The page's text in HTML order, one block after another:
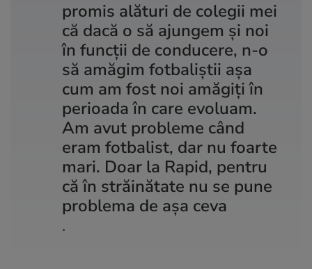
promis alături de colegii mei
că dacă o să ajungem și noi
în funcții de conducere, n-o
să amăgim fotbaliștii așa
cum am fost noi amăgiți în
perioada în care evoluam.
Am avut probleme când
eram fotbalist, dar nu foarte
mari. Doar la Rapid, pentru
că în străinătate nu se pune
problema de așa ceva
.